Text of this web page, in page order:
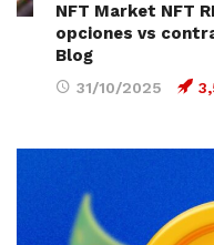
NFT Market NFT
opciones vs
Blog
31/10/2025